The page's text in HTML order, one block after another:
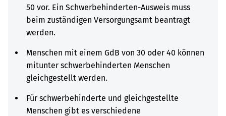
50 vor. Ein Schwerbehinderten-Ausweis muss
beim zuständigen Versorgungsamt beantragt
werden.
Menschen mit einem GdB von 30 oder 40 können
mitunter schwerbehinderten Menschen
gleichgestellt werden.
Für schwerbehinderte und gleichgestellte
Menschen gibt es verschiedene